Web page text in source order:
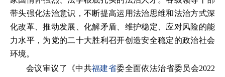
带头强化法治意识，不断提高运用法治思维和法治方式深
化改革、推动发展、化解矛盾、维护稳定、应对风险的能
力水平，为党的二十大胜利召开创造安全稳定的政治社会
环境。
会议审议了《中共福建省委全面依法治省委员会2022